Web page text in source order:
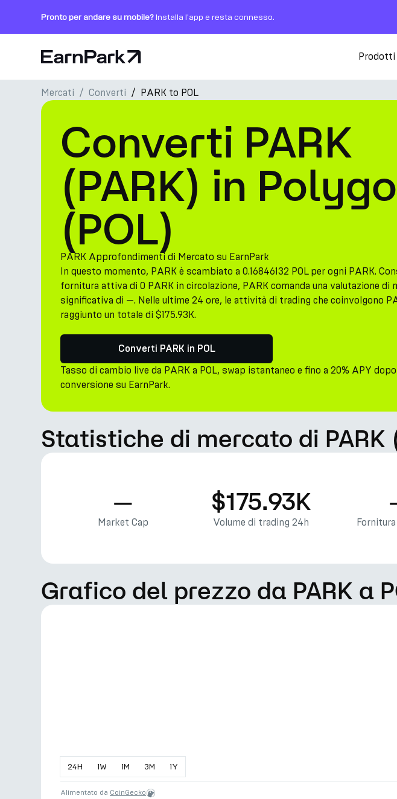
Pronto per andare su mobile?Installa l'app e resta connesso.
Pagina principale Prodotti
Prodotti
Mercati
Calcolatori
PARK Token
Risorse
Azienda
Mercati Converti PARK to POL
Converti PARK
(PARK) in
(POL)
PARK Approfondimenti di Mercato su EarnPark
In questo momento, PARK è scambiato a 0.16846132 POL per ogni PARK.
fornitura attiva di 0 PARK in circolazione, PARK comanda una valutazione di
significativa di —. Nelle ultime 24 ore, le attività di trading che coinvolgono
raggiunto un totale di $175.93K.
Converti PARK in POL
Tasso di cambio live da PARK a POL, swap istantaneo e fino a 20% APY
conversione su EarnPark.
Statistiche di mercato di PARK
—
Market Cap
$175.93K
Volume di trading 24h
Grafico del prezzo da PARK a
24H 1W 1M 3M 1Y
Alimentato da CoinGecko